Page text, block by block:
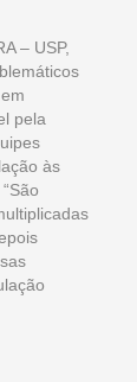
– USP,
pela
às